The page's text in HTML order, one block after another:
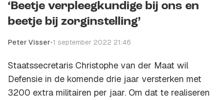
‘Beetje verpleegkundige bij ons en
beetje bij zorginstelling’
Peter Visser•1 september 2022 21:46
Staatssecretaris Christophe van der Maat wil
Defensie in de komende drie jaar versterken met
3200 extra militairen per jaar. Om dat te realiseren